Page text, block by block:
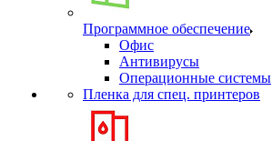
Программное обеспечение
Офис
Антивирусы
Операционные системы
Пленка для спец. принтеров